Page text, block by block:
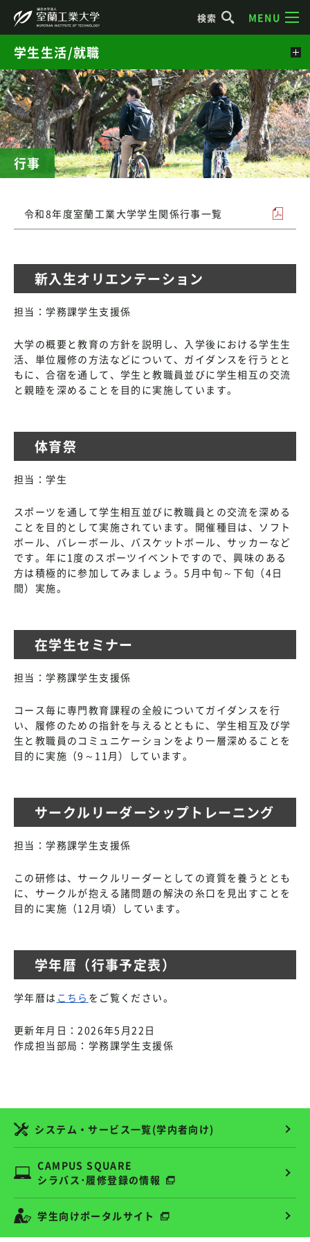
検索 MENU
行事
令和8年度室蘭工業大学学生関係行事一覧
新入生オリエンテーション
担当：学務課学生支援係
大学の概要と教育の方針を説明し、入学後における学生生
活、単位履修の方法などについて、ガイダンスを行うとと
もに、合宿を通して、学生と教職員並びに学生相互の交流
と親睦を深めることを目的に実施しています。
体育祭
担当：学生
スポーツを通して学生相互並びに教職員との交流を深める
ことを目的として実施されています。開催種目は、ソフト
ボール、バレーボール、バスケットボール、サッカーなど
です。年に1度のスポーツイベントですので、興味のある
方は積極的に参加してみましょう。5月中旬～下旬（4日
間）実施。
在学生セミナー
担当：学務課学生支援係
コース毎に専門教育課程の全般についてガイダンスを行
い、履修のための指針を与えるとともに、学生相互及び学
生と教職員のコミュニケーションをより一層深めることを
目的に実施（9～11月）しています。
サークルリーダーシップトレーニング
担当：学務課学生支援係
この研修は、サークルリーダーとしての資質を養うととも
に、サークルが抱える諸問題の解決の糸口を見出すことを
目的に実施（12月頃）しています。
学年暦（行事予定表）
学年暦は こちら をご覧ください。
更新年月日：2026年5月22日
作成担当部局：学務課学生支援係
学生生活/就職
システム・サービス一覧(学内者向け)
CAMPUS SQUARE
シラバス･履修登録の情報
学生向けポータルサイト